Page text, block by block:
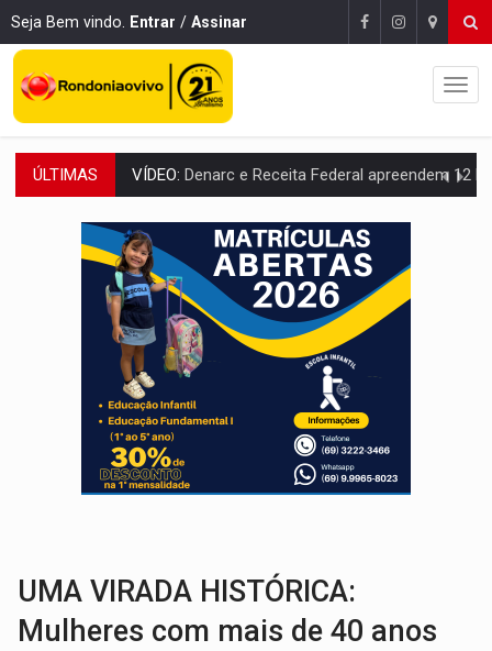
Seja Bem vindo. Entrar / Assinar
ÚLTIMAS OPERAÇÃO DA PC:Membros do CV são presos com armas e drogas após
ENTRADA GRATUITA:Espetáculo As Marias Somos Nós será
VÍDEO:Três são presos após furto de motocicleta em frente
CELEBRAÇÃO:Cerejeiras completa 43 anos de emancipação com
SAÚDE:Anvisa desmente boato sobre presença de plástico ou
VÍDEO: Pitbulls fogem de residência e atacam casal de idosos
AÇÃO CONJUNTA: Forças policiais apreendem cerca de 1kg de
PF ESTÁ APURANDO: Flávio Bolsonaro escolhe Alfredo Gaspar como vice, alvo de
Denarc e Receita Federal apreendem 12 kg de skunk e arma que
UMA VIRADA HISTÓRICA:
Mulheres com mais de 40 anos